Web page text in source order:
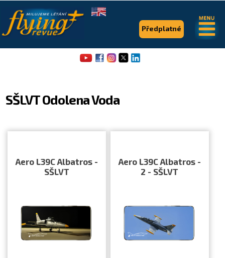
SŠLVT Odolena Voda
Aero L39C Albatros -
SŠLVT
Aero L39C Albatros -
2 - SŠLVT
Předplatné
.
Články
Série & speciály
Letecká videa